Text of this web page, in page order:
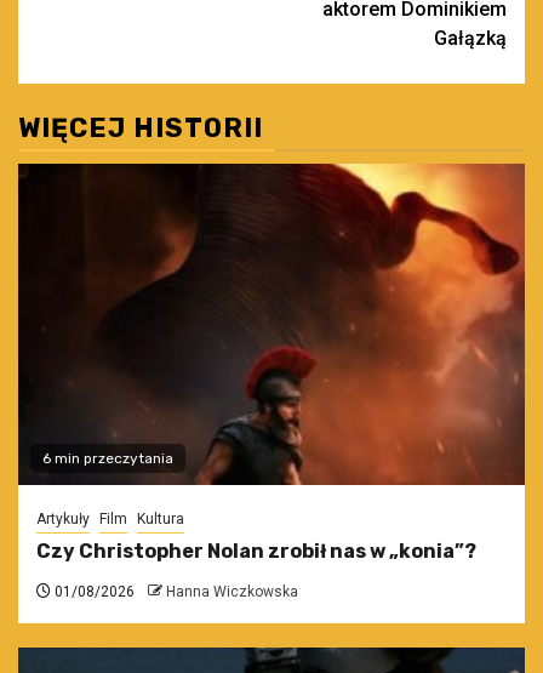
aktorem Dominikiem
Gałązką
WIĘCEJ HISTORII
6 min przeczytania
Artykuły Film Kultura
Czy Christopher Nolan zrobił nas w „konia”?
01/08/2026 Hanna Wiczkowska